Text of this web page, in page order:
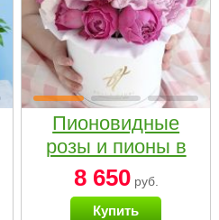
Пионовидные
розы и пионы в
белой коробке
Small
8 650руб.
Купить